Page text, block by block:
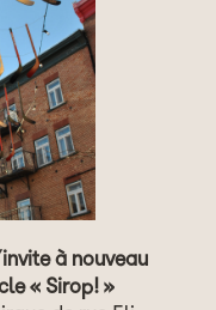
à nouveau
« Sirop! »